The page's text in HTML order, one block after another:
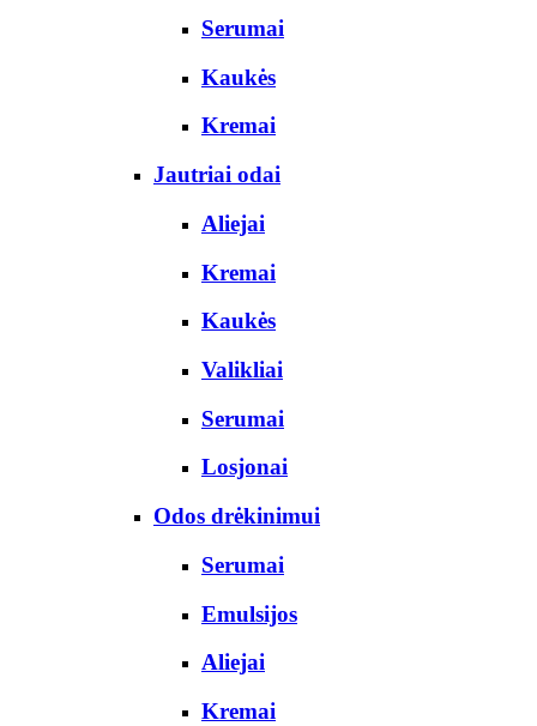
Serumai
Kaukės
Kremai
Jautriai odai
Aliejai
Kremai
Kaukės
Valikliai
Serumai
Losjonai
Odos drėkinimui
Serumai
Emulsijos
Aliejai
Kremai